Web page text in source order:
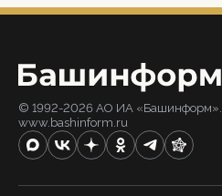
© 1992-2026 АО ИА «Башинформ».
www.bashinform.ru